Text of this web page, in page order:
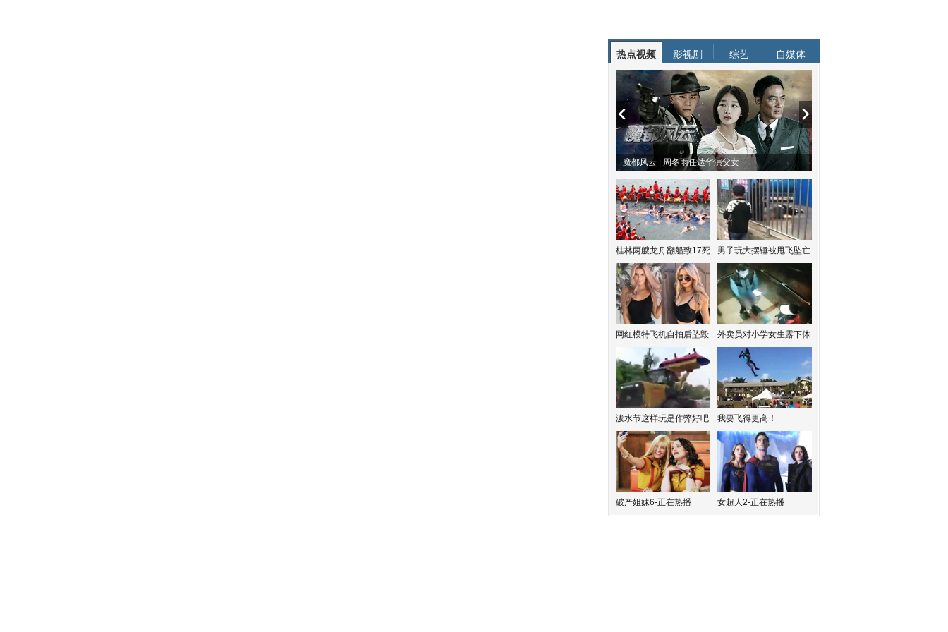
热点视频 影视剧 综艺 自媒体
魔都风云 | 周冬雨任达华演父女
桂林两艘龙舟翻船致17死 男子玩大摆锤被甩飞坠亡
网红模特飞机自拍后坠毁 外卖员对小学女生露下体
泼水节这样玩是作弊好吧 我要飞得更高！
破产姐妹6-正在热播 女超人2-正在热播